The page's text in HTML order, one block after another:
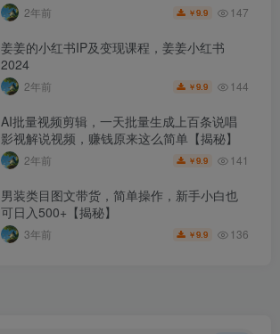
2年前 ￥9.9 147
姜姜的小红书IP及变现课程，姜姜小红书
2024
2年前 ￥9.9 144
AI批量视频剪辑，一天批量生成上百条说唱
影视解说视频，赚钱原来这么简单【揭秘】
2年前 ￥9.9 141
男装类目图文带货，简单操作，新手小白也
可日入500+【揭秘】
3年前 ￥9.9 136